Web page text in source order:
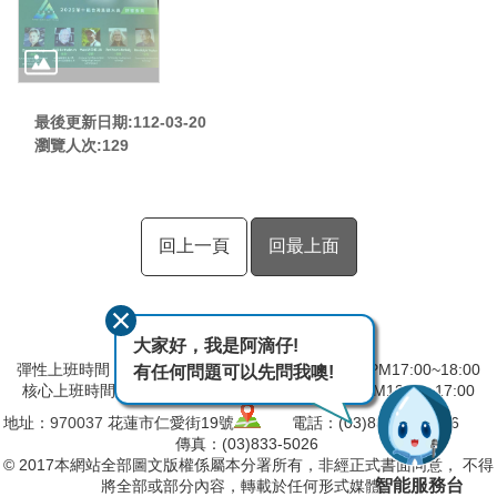
最後更新日期:112-03-20
瀏覽人次:129
回上一頁 回最上面
彈性上班時間：AM8:00~09:00 彈性下班時間：PM17:00~18:00
核心上班時間：星期一 ~ 星期五 AM09:00~12:30 PM13:30~17:00
地址： 970037 花蓮市仁愛街19號
電話：(03)832-5103～6
傳真：(03)833-5026
© 2017本網站全部圖文版權係屬本分署所有，非經正式書面同意， 不得
將全部或部分內容，轉載於任何形式媒體。
大家好，我是阿滴仔!
有任何問題可以先問我噢!
智能服務台